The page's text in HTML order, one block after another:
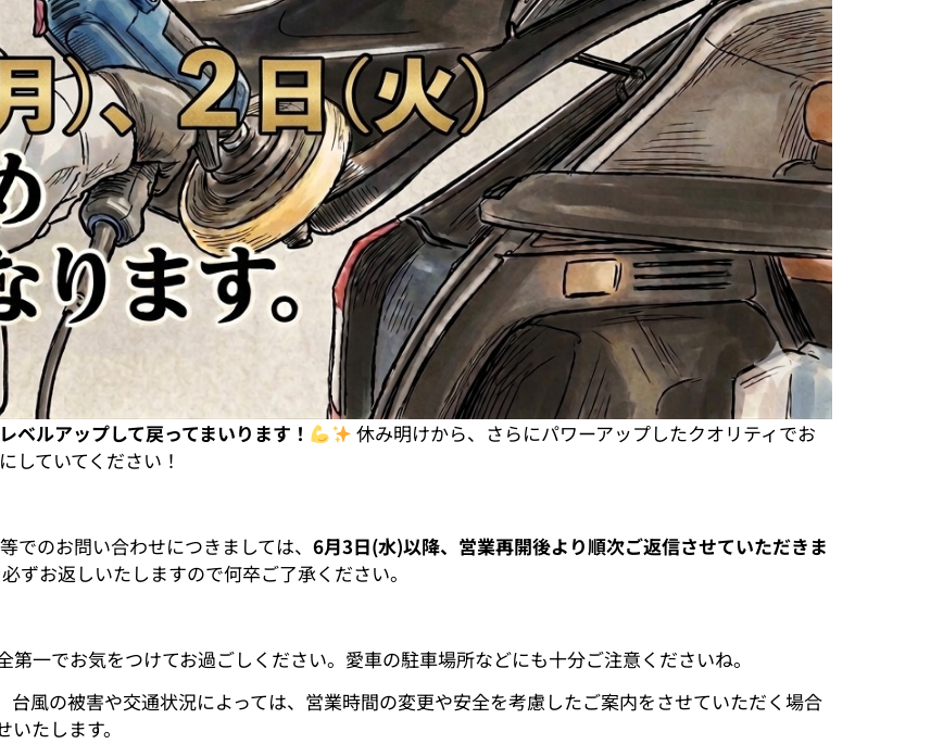
ベルアップして戻ってまいります！
休み明けから、さらにパワーアップしたクオリティでお
していてください！
でのお問い合わせにつきましては、 6月3日(水)以降、営業再開後より順次ご返信させていただきま
ずお返しいたしますので何卒ご了承ください。
一でお気をつけてお過ごしください。愛車の駐車場所などにも十分ご注意くださいね。
風の被害や交通状況によっては、営業時間の変更や安全を考慮したご案内をさせていただく場合
たします。